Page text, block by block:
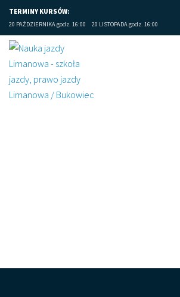
TERMINY KURSÓW:
20 PAŹDZIERNIKA godz. 16:00 20 LISTOPADA godz. 16:00